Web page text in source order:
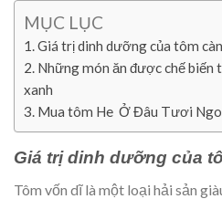
MỤC LỤC
Giá trị dinh dưỡng của tôm
Những món ăn được chế biến
xanh
Mua tôm He Ở Đâu Tươi
Giá trị dinh dưỡng của
Tôm vốn dĩ là một loại hải sản